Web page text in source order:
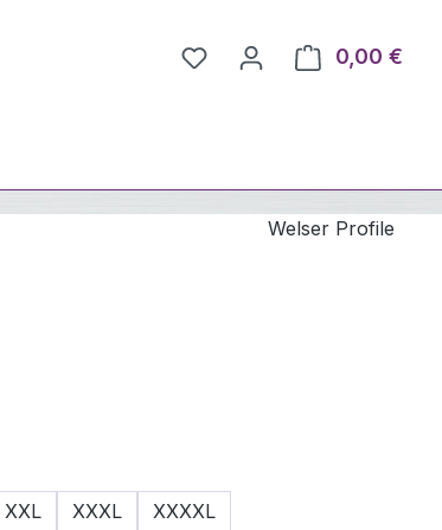
Du hast 0 Produkte auf
0,00 €
Welser Profile
XXL XXXL XXXXL